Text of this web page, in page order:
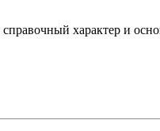
характер и